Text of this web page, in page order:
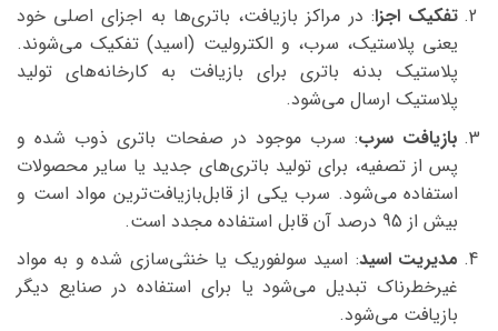
تفکیک اجزا: در مراکز بازیافت، باتری‌ها به اجزای اصلی خود
یعنی پلاستیک، سرب، و الکترولیت (اسید) تفکیک می‌شوند.
پلاستیک بدنه باتری برای بازیافت به کارخانه‌های تولید
پلاستیک ارسال می‌شود.
بازیافت سرب: سرب موجود در صفحات باتری ذوب شده و
پس از تصفیه، برای تولید باتری‌های جدید یا سایر محصولات
استفاده می‌شود. سرب یکی از قابل‌بازیافت‌ترین مواد است و
بیش از 95 درصد آن قابل استفاده مجدد است.
مدیریت اسید: اسید سولفوریک یا خنثی‌سازی شده و به مواد
غیرخطرناک تبدیل می‌شود یا برای استفاده در صنایع دیگر
بازیافت می‌شود.